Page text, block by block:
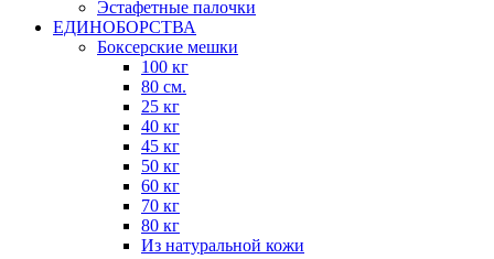
Эстафетные палочки
ЕДИНОБОРСТВА
Боксерские мешки
100 кг
80 см.
25 кг
40 кг
45 кг
50 кг
60 кг
70 кг
80 кг
Из натуральной кожи